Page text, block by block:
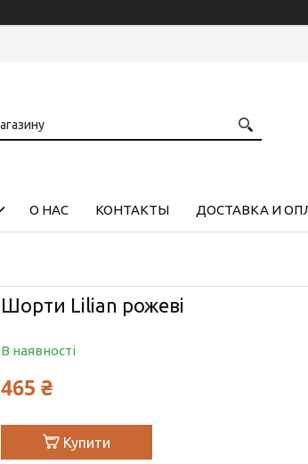
О НАС КОНТАКТЫ ДОСТАВКА И
Шорти Lilian рожеві
В наявності
465 ₴
Купити